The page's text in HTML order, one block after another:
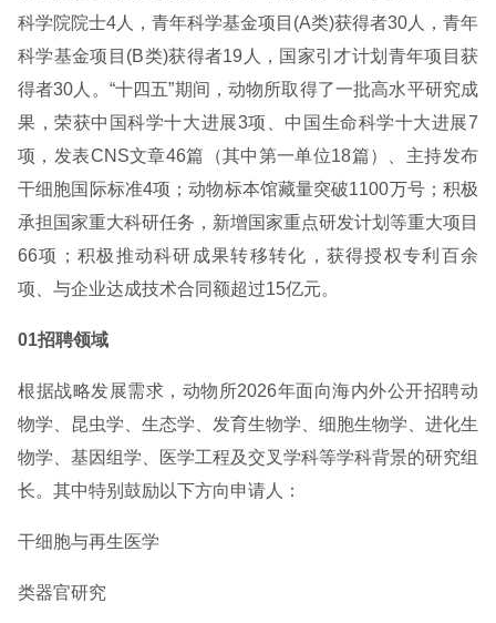
科学院院士4人，青年科学基金项目(A类)获得者30人，青年
科学基金项目(B类)获得者19人，国家引才计划青年项目获
得者30人。“十四五”期间，动物所取得了一批高水平研究成
果，荣获中国科学十大进展3项、中国生命科学十大进展7
项，发表CNS文章46篇（其中第一单位18篇）、主持发布
干细胞国际标准4项；动物标本馆藏量突破1100万号；积极
承担国家重大科研任务，新增国家重点研发计划等重大项目
66项；积极推动科研成果转移转化，获得授权专利百余
项、与企业达成技术合同额超过15亿元。
01招聘领域
根据战略发展需求，动物所2026年面向海内外公开招聘动
物学、昆虫学、生态学、发育生物学、细胞生物学、进化生
物学、基因组学、医学工程及交叉学科等学科背景的研究组
长。其中特别鼓励以下方向申请人：
干细胞与再生医学
类器官研究